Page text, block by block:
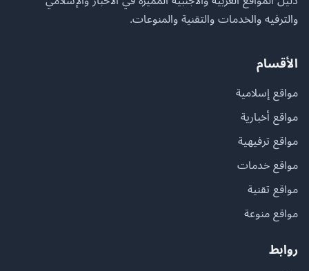
والترفيه والخدمات والتقنية والمنوعات.
الأقسام
مواقع إسلامية
مواقع أخبارية
مواقع ترفيهية
مواقع خدمات
مواقع تقنية
مواقع منوعة
روابط